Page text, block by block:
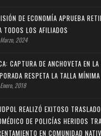
DE ECONOMÍA APRUEBA
TODOS LOS AFILIADOS
2024
CAPTURA DE ANCHOVETA EN LA
RESPETA LA TALLA MÍNIMA
2018
REALIZÓ EXITOSO TRASLADO
DE POLICÍAS HERIDOS
EN COMUNIDAD